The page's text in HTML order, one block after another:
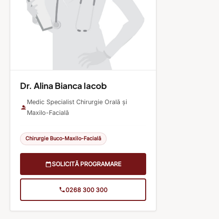
Dr. Alina Bianca Iacob
Medic Specialist Chirurgie Orală şi
Maxilo-Facială
Chirurgie Buco-Maxilo-Facială
SOLICITĂ PROGRAMARE
0268 300 300